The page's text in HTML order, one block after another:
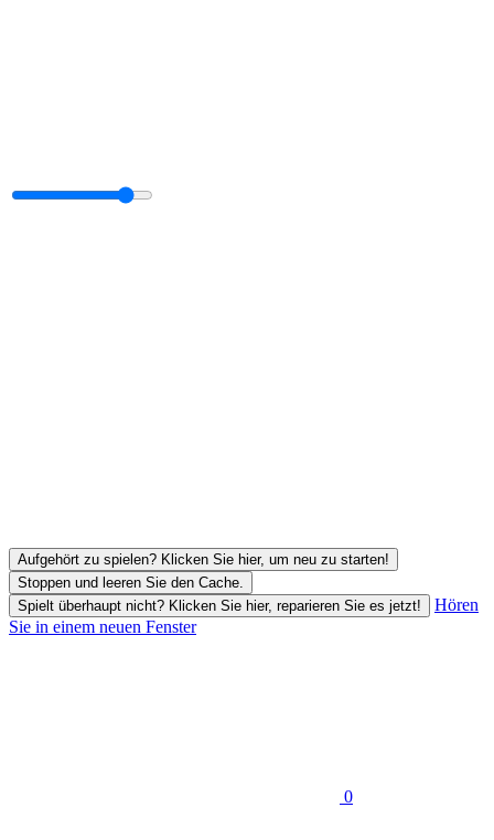
Aufgehört zu spielen? Klicken Sie hier, um neu zu starten!
Stoppen und leeren Sie den Cache.
Spielt überhaupt nicht? Klicken Sie hier, reparieren Sie es jetzt!
Hören
Sie in einem neuen Fenster
0